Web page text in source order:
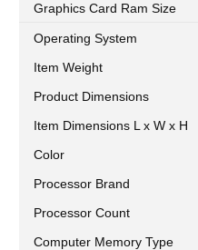
Graphics Card Ram Size
Operating System
Item Weight
Product Dimensions
Item Dimensions L x W x H
Color
Processor Brand
Processor Count
Computer Memory Type